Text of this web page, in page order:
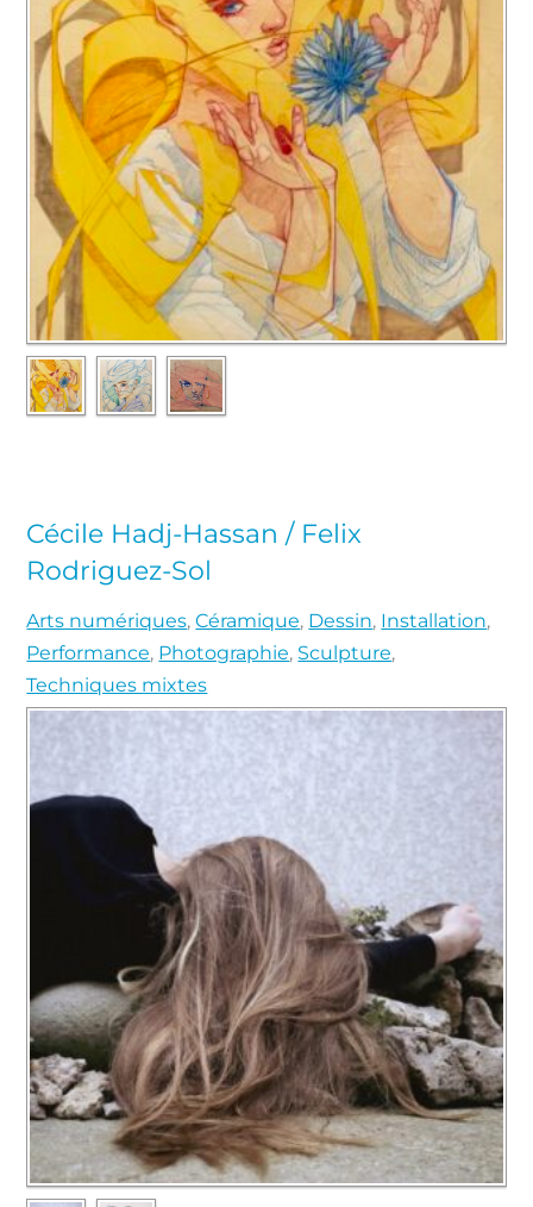
Cécile Hadj-Hassan / Felix
Rodriguez-Sol
Arts numériques,Céramique, Dessin, Installation,
Performance, Photographie, Sculpture,
Techniques mixtes